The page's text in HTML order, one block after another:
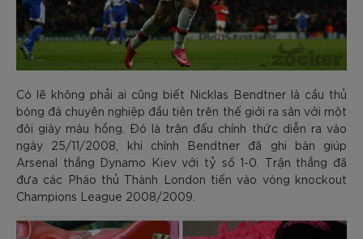
Có lẽ không phải ai cũng biết Nicklas Bendtner là cầu thủ
bóng đá chuyên nghiệp đầu tiên trên thế giới ra sân với một
đôi giày màu hồng. Đó là trận đấu chính thức diễn ra vào
ngày 25/11/2008, khi chính Bendtner đã ghi bàn giúp
Arsenal thắng Dynamo Kiev với tỷ số 1-0. Trận thắng đã
đưa các Pháo thủ Thành London tiến vào vòng knockout
Champions League 2008/2009.